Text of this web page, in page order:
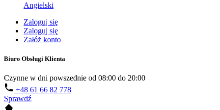
Angielski
Zaloguj się
Zaloguj się
Załóż konto
Biuro Obsługi Klienta
Czynne w dni powszednie od 08:00 do 20:00
+48 61 66 82 778
Sprawdź